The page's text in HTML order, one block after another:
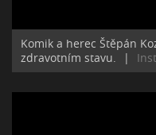
Komik a herec Štěpán
zdravotním stavu.
|